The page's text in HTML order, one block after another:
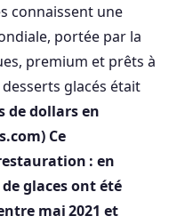
connaissent une
portée par la
premium et prêts à
glacés était
de dollars en
Ce
: en
glacesont été
mai 2021 et